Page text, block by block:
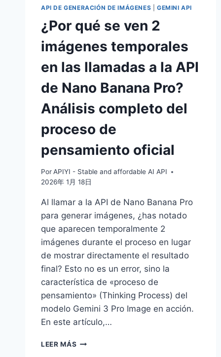
DE
2K
A
MENOS
50
API DE GENERACIÓN DE IMÁGENES |GEMINI API
¿Por qué se ven 2
imágenes temporales
en las llamadas a la API
de Nano Banana Pro?
Análisis completo del
proceso de
pensamiento oficial
PorAPIYI - Stable and affordable AI API
2026年 1月 18日
Al llamar a la API de Nano Banana Pro
para generar imágenes, ¿has notado
que aparecen temporalmente 2
imágenes durante el proceso en lugar
de mostrar directamente el resultado
final? Esto no es un error, sino la
característica de «proceso de
pensamiento» (Thinking Process) del
modelo Gemini 3 Pro Image en acción.
En este artículo,…
LEER MÁS ¿POR